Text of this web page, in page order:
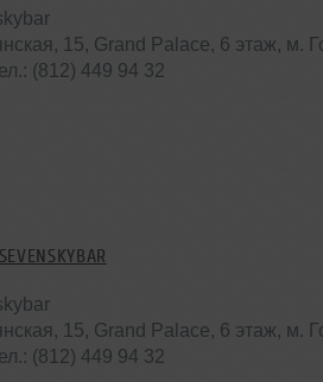
15, Grand Palace, 6 этаж, м.
(812) 449 94 32
15, Grand Palace, 6 этаж, м.
(812) 449 94 32